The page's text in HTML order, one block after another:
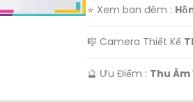
⭐ Xem ban đêm :
🎼️ Camera Thiết Kế
️🔮 Ưu Điểm : Thu Âm